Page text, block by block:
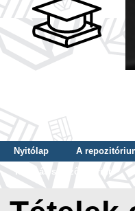
Nyitólap A
Tallózás szerző szerint